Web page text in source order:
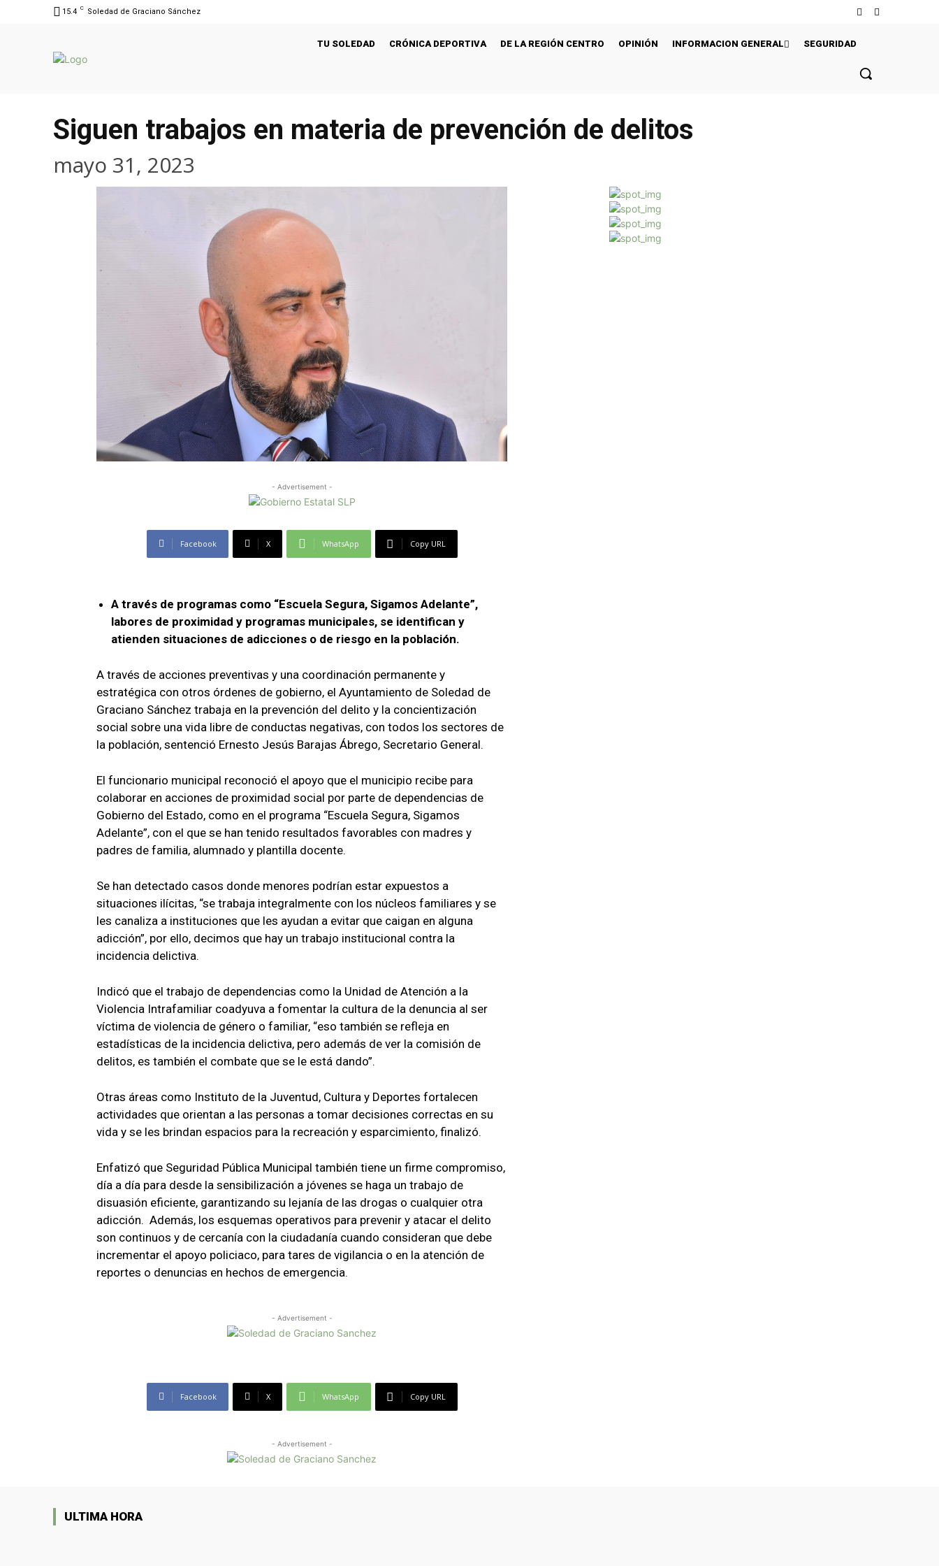
15.4 C Soledad de Graciano Sánchez
TU SOLEDAD CRÓNICA DEPORTIVA DE LA REGIÓN CENTRO OPINIÓN INFORMACION GENERAL SEGURIDAD
Siguen trabajos en materia de prevención de delitos
mayo 31, 2023
- Advertisement -
Facebook X WhatsApp Copy URL
A través de programas como “Escuela Segura, Sigamos Adelante”,
labores de proximidad y programas municipales, se identifican y
atienden situaciones de adicciones o de riesgo en la población.
A través de acciones preventivas y una coordinación permanente y
estratégica con otros órdenes de gobierno, el Ayuntamiento de Soledad de
Graciano Sánchez trabaja en la prevención del delito y la concientización
social sobre una vida libre de conductas negativas, con todos los sectores de
la población, sentenció Ernesto Jesús Barajas Ábrego, Secretario General.
El funcionario municipal reconoció el apoyo que el municipio recibe para
colaborar en acciones de proximidad social por parte de dependencias de
Gobierno del Estado, como en el programa “Escuela Segura, Sigamos
Adelante”, con el que se han tenido resultados favorables con madres y
padres de familia, alumnado y plantilla docente.
Se han detectado casos donde menores podrían estar expuestos a
situaciones ilícitas, “se trabaja integralmente con los núcleos familiares y se
les canaliza a instituciones que les ayudan a evitar que caigan en alguna
adicción”, por ello, decimos que hay un trabajo institucional contra la
incidencia delictiva.
Indicó que el trabajo de dependencias como la Unidad de Atención a la
Violencia Intrafamiliar coadyuva a fomentar la cultura de la denuncia al ser
víctima de violencia de género o familiar, “eso también se refleja en
estadísticas de la incidencia delictiva, pero además de ver la comisión de
delitos, es también el combate que se le está dando”.
Otras áreas como Instituto de la Juventud, Cultura y Deportes fortalecen
actividades que orientan a las personas a tomar decisiones correctas en su
vida y se les brindan espacios para la recreación y esparcimiento, finalizó.
Enfatizó que Seguridad Pública Municipal también tiene un firme compromiso,
día a día para desde la sensibilización a jóvenes se haga un trabajo de
disuasión eficiente, garantizando su lejanía de las drogas o cualquier otra
adicción. Además, los esquemas operativos para prevenir y atacar el delito
son continuos y de cercanía con la ciudadanía cuando consideran que debe
incrementar el apoyo policiaco, para tares de vigilancia o en la atención de
reportes o denuncias en hechos de emergencia.
- Advertisement -
Facebook X WhatsApp Copy URL
- Advertisement -
ULTIMA HORA